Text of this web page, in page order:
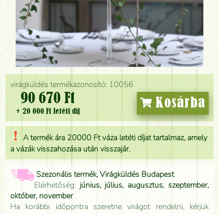
virágküldés termékazonosító: 10056
90 670 Ft
+ 20 000 Ft letéti díj
Kosárba
A termék ára 20000 Ft váza letéti díjat tartalmaz, amely
a vázák visszahozása után visszajár.
Szezonális termék, Virágküldés Budapest
Elérhetőség: június, július, augusztus, szeptember,
október, november
Ha korábbi időpontra szeretne virágot rendelni, kérjük